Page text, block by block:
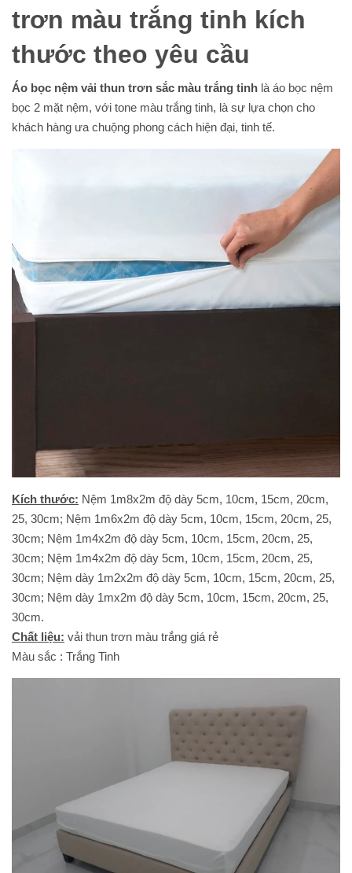
trơn màu trắng tinh kích
thước theo yêu cầu
Áo bọc nệm vải thun trơn sắc màu trắng tinh là áo bọc nệm
bọc 2 mặt nệm, với tone màu trắng tinh, là sự lựa chọn cho
khách hàng ưa chuộng phong cách hiện đại, tinh tế.
Kích thước: Nệm 1m8x2m độ dày 5cm, 10cm, 15cm, 20cm,
25, 30cm; Nệm 1m6x2m độ dày 5cm, 10cm, 15cm, 20cm, 25,
30cm; Nệm 1m4x2m độ dày 5cm, 10cm, 15cm, 20cm, 25,
30cm; Nệm 1m4x2m độ dày 5cm, 10cm, 15cm, 20cm, 25,
30cm; Nệm dày 1m2x2m độ dày 5cm, 10cm, 15cm, 20cm, 25,
30cm; Nệm dày 1mx2m độ dày 5cm, 10cm, 15cm, 20cm, 25,
30cm.
Chất liệu: vải thun trơn màu trắng giá rẻ
Màu sắc : Trắng Tinh